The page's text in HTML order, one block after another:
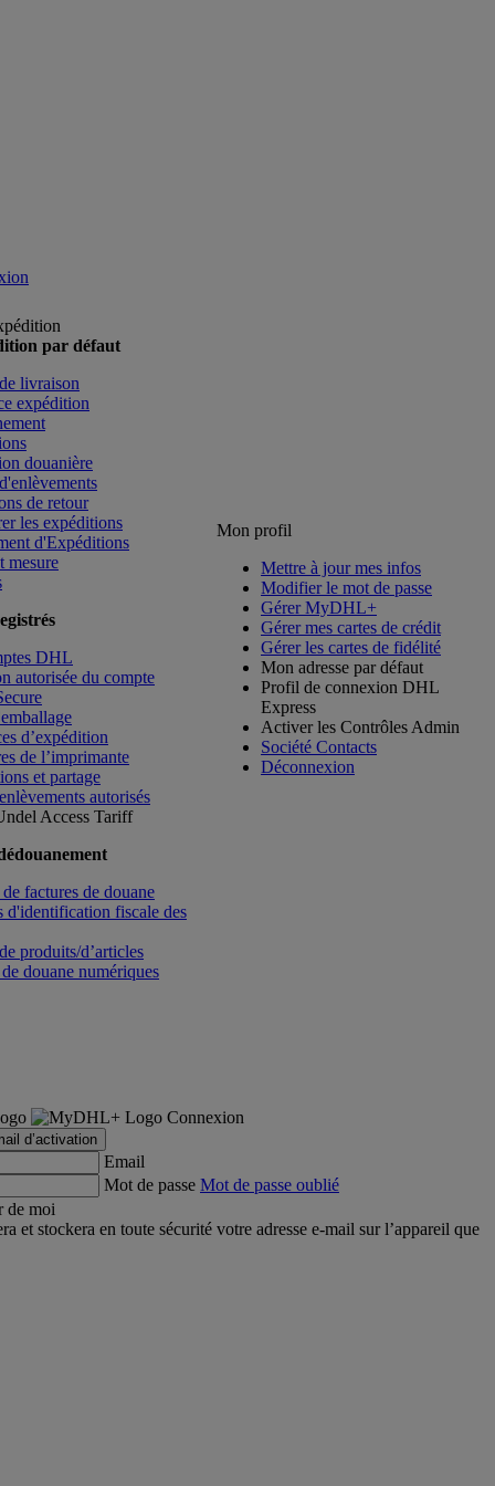
par défaut
livraison
expédition
douanière
de retour
les expéditions
d'Expéditions
mesure
DHL
autorisée du compte
d’expédition
de l’imprimante
et partage
autorisés
Access Tariff
factures de douane
d'identification fiscale des
produits/d’articles
douane numériques
Mon profil
Mettre à jour mes infos
Modifier le mot de passe
Gérer MyDHL+
Gérer mes cartes de crédit
Gérer les cartes de fidélité
Mon adresse par défaut
Profil de connexion DHL
Express
Activer les Contrôles Admin
Société Contacts
Déconnexion
Connexion
d’activation
Email
Mot de passe Mot de passe oublié
de moi
et stockera en toute sécurité votre adresse e-mail sur l’appareil que